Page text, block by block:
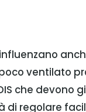
ventilato
che devono
di regolare